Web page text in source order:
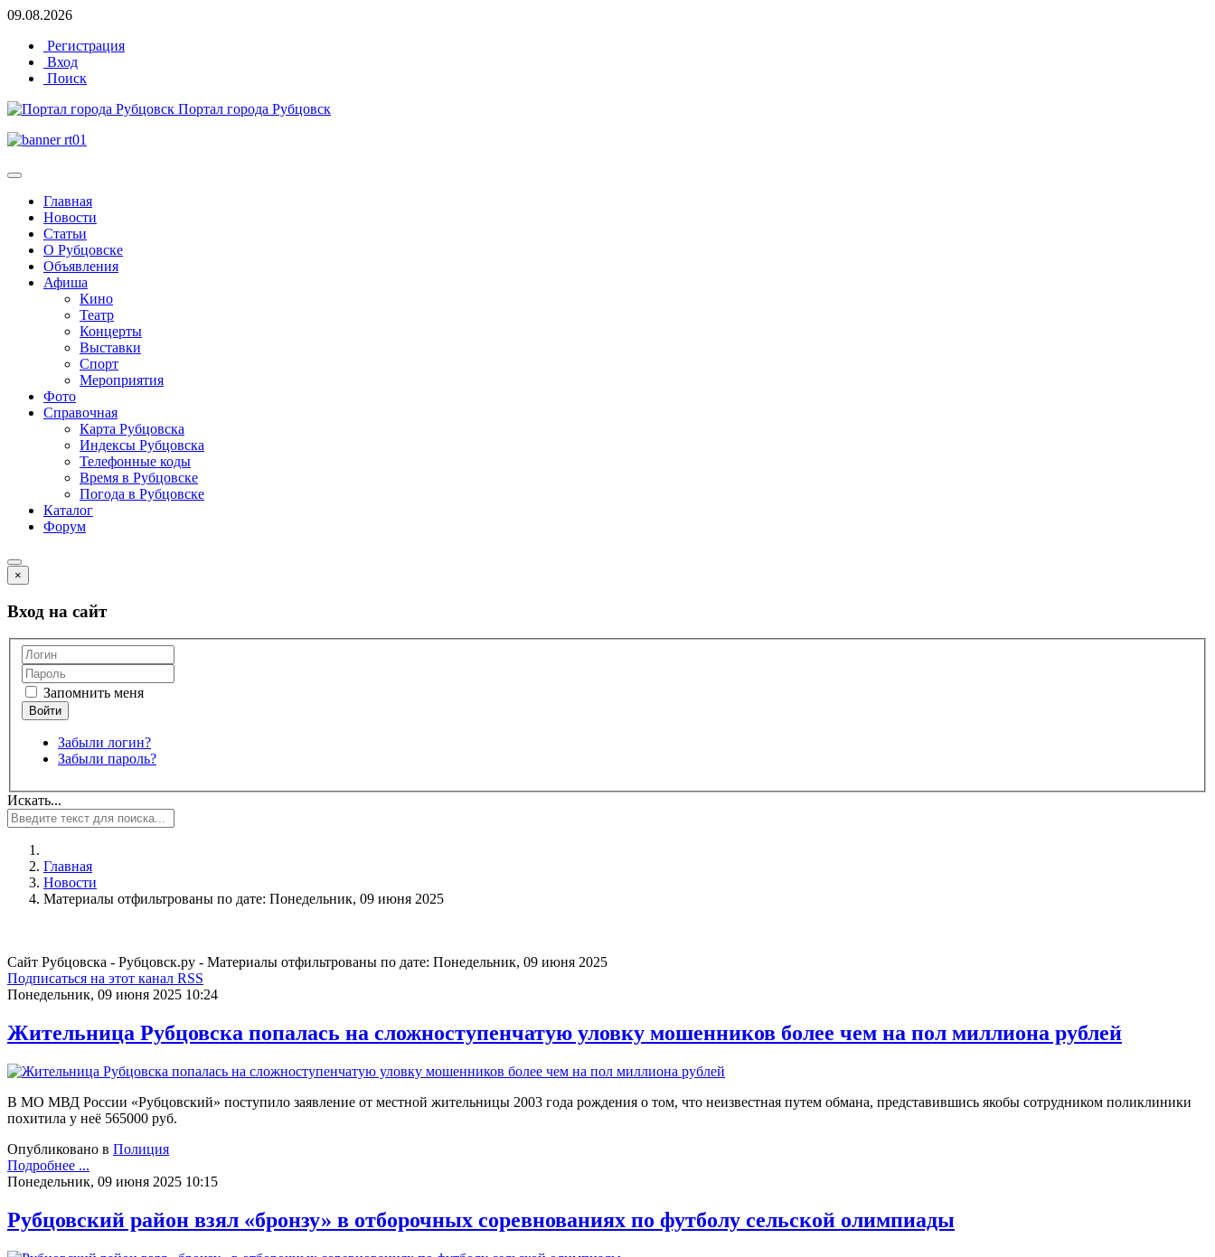
09.08.2026
Регистрация
Вход
Поиск
Портал города Рубцовск
Главная
Новости
Статьи
О Рубцовске
Объявления
Афиша
Кино
Театр
Концерты
Выставки
Спорт
Мероприятия
Фото
Справочная
Карта Рубцовска
Индексы Рубцовска
Телефонные коды
Время в Рубцовске
Погода в Рубцовске
Каталог
Форум
×
Вход на сайт
Запомнить меня
Забыли логин?
Забыли пароль?
Искать...
Главная
Новости
Материалы отфильтрованы по дате: Понедельник, 09 июня 2025
Сайт Рубцовска - Рубцовск.ру - Материалы отфильтрованы по дате: Понедельник, 09 июня 2025
Подписаться на этот канал RSS
Понедельник, 09 июня 2025 10:24
Жительница Рубцовска попалась на сложноступенчатую уловку мошенников более чем на пол миллиона рублей
В МО МВД России «Рубцовский» поступило заявление от местной жительницы 2003 года рождения о том, что неизвестная путем обмана, представившись якобы сотрудником поликлиники
похитила у неё 565000 руб.
Опубликовано в Полиция
Подробнее ...
Понедельник, 09 июня 2025 10:15
Рубцовский район взял «бронзу» в отборочных соревнованиях по футболу сельской олимпиады